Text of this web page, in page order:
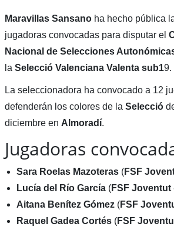
Maravillas Sansanoha hecho pública
jugadoras convocadas para disputar el
Nacional de Selecciones
la Selecció Valenciana Valenta sub19.
La seleccionadora ha convocado a 12
defenderán los colores de la Selecció
diciembre en Almoradí.
Jugadoras
Sara Roelas Mazoteras (FSF
Lucía del Río García(FSF Joventut
Aitana Benítez Gómez(FSF
Raquel Gadea Cortés(FSF